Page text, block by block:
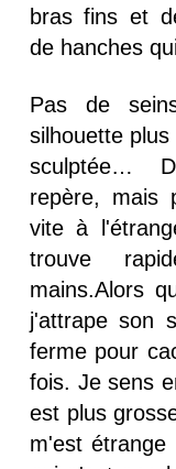
bras fins et
de hanches
Pas de
silhouette
sculptée…
repère, mais
vite à
trouve
mains.Alors
j'attrape son
ferme pour
fois. Je sens
est plus
m'est